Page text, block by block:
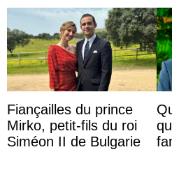
Fiançailles du prince
Mirko, petit-fils du roi
Siméon II de Bulgarie